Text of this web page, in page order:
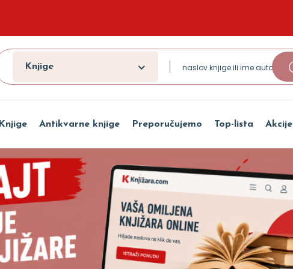
Knjige
Knjige Antikvarne knjige Preporučujemo Top-lista Akcije